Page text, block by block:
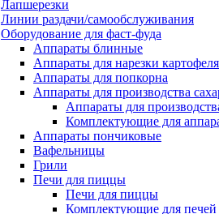
Лапшерезки
Линии раздачи/самообслуживания
Оборудование для фаст-фуда
Аппараты блинные
Аппараты для нарезки
Аппараты для попкорна
Аппараты для производства
Аппараты для
Комплектующие для
Аппараты пончиковые
Вафельницы
Грили
Печи для пиццы
Печи для пиццы
Комплектующие для